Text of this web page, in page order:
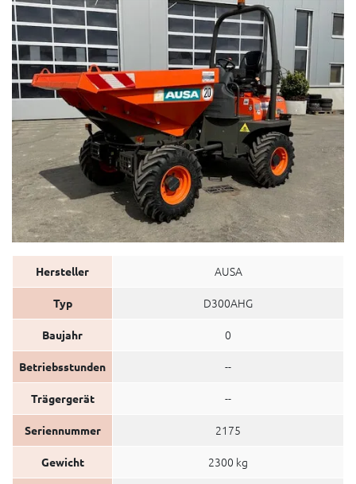
Hersteller AUSA
Typ D300AHG
Baujahr 0
Betriebsstunden --
Trägergerät --
Seriennummer 2175
Gewicht 2300 kg